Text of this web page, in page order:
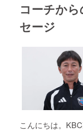
コーチから
セージ
こんにちは。